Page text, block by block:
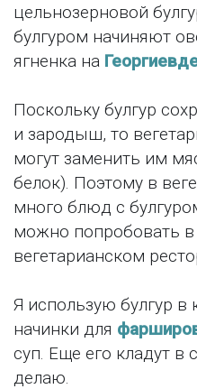
цельнозерновой
булгуром начиняют
ягненка на
Поскольку булгур
и зародыш, то
могут заменить им
белок). Поэтому в
много блюд с
можно попробовать
вегетарианском
Я использую булгур в
начинки для
суп. Еще его кладут в
делаю.